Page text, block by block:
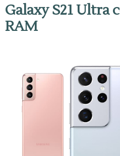
Galaxy S21 Ultra
RAM